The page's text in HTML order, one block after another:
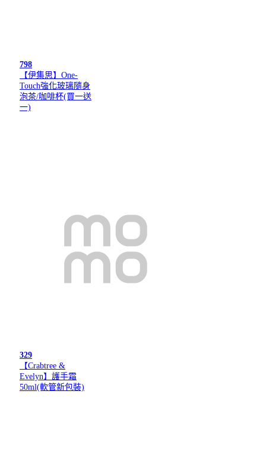
798
【伊集思】One-
Touch強化玻璃隨身
泡茶/咖啡杯(買一送
一)
329
【Crabtree &
Evelyn】護手霜
50ml(軟管新包裝)